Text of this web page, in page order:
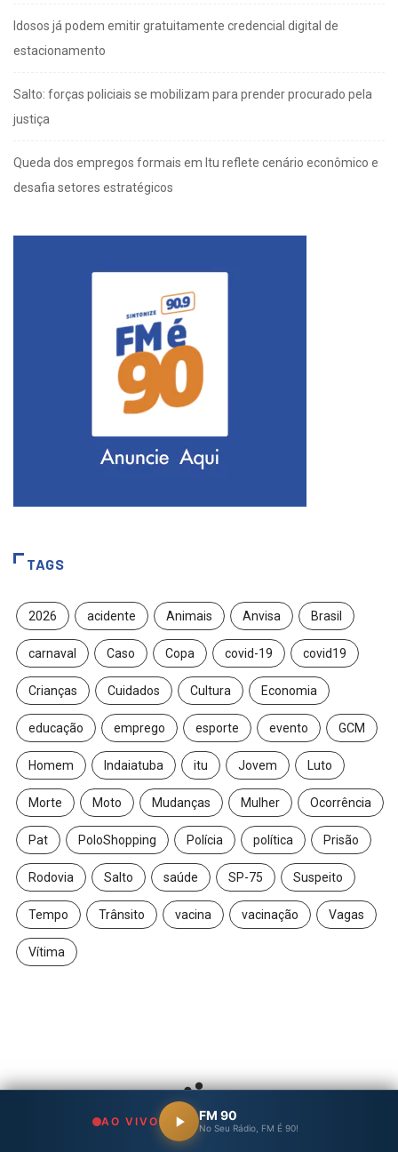
Idosos já podem emitir gratuitamente credencial digital de
estacionamento
Salto: forças policiais se mobilizam para prender procurado pela
justiça
Queda dos empregos formais em Itu reflete cenário econômico e
desafia setores estratégicos
TAGS
2026 acidente Animais Anvisa Brasil
carnaval Caso Copa covid-19 covid19
Crianças Cuidados Cultura Economia
educação emprego esporte evento GCM
Homem Indaiatuba itu Jovem Luto
Morte Moto Mudanças Mulher Ocorrência
Pat PoloShopping Polícia política Prisão
Rodovia Salto saúde SP-75 Suspeito
Tempo Trânsito vacina vacinação Vagas
Vítima
AO VIVO FM 90
No Seu Rádio, FM É 90!